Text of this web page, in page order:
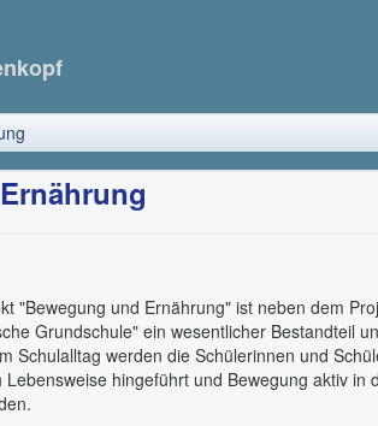
"Bewegung und Ernährung" ist neben dem
Grundschule" ein wesentlicher Bestandteil
Schulalltag werden die Schülerinnen und
Lebensweise hingeführt und Bewegung aktiv in